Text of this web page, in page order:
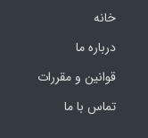
خانه
درباره ما
قوانین و مقررات
تماس با ما